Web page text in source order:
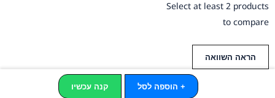
+ הוספה לסל קנה עכשיו
Select at least 2 products
to compare
הראה השוואה